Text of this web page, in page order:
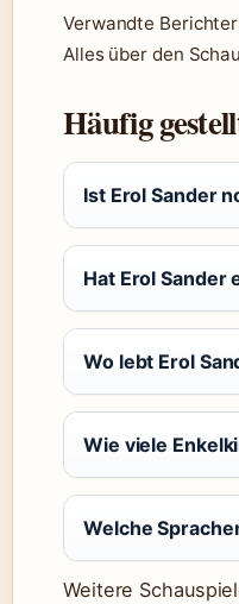
Verwandte
Alles über den
Häufig
Ist Erol Sander
Hat Erol Sander
Wo lebt Erol
Wie viele
Welche
Weitere